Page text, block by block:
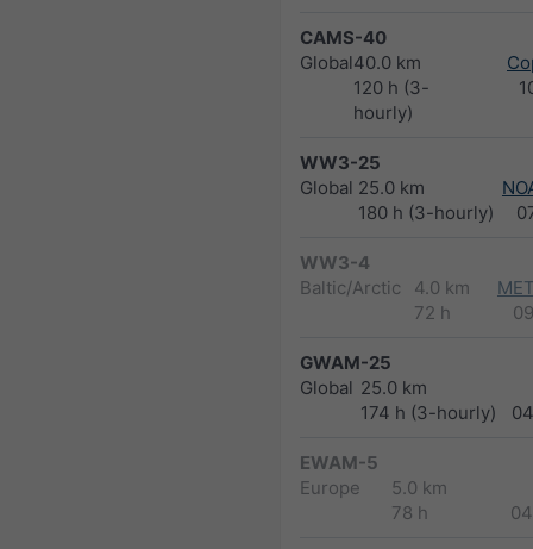
CAMS-40
Global40.0 km
120 h (3-
hourly)
WW3-25
Global 25.0 km
180 h (3-hourly)
WW3-4
Baltic/Arctic
4.0 km
72 h
GWAM-25
Global 25.0 km
174 h (3-hourly)
EWAM-5
Europe
5.0 km
78 h